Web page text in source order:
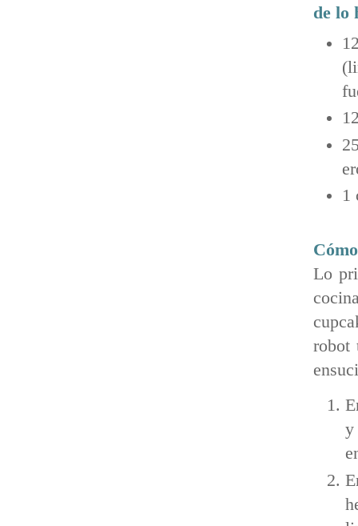
de lo
1
Lo
robot
y